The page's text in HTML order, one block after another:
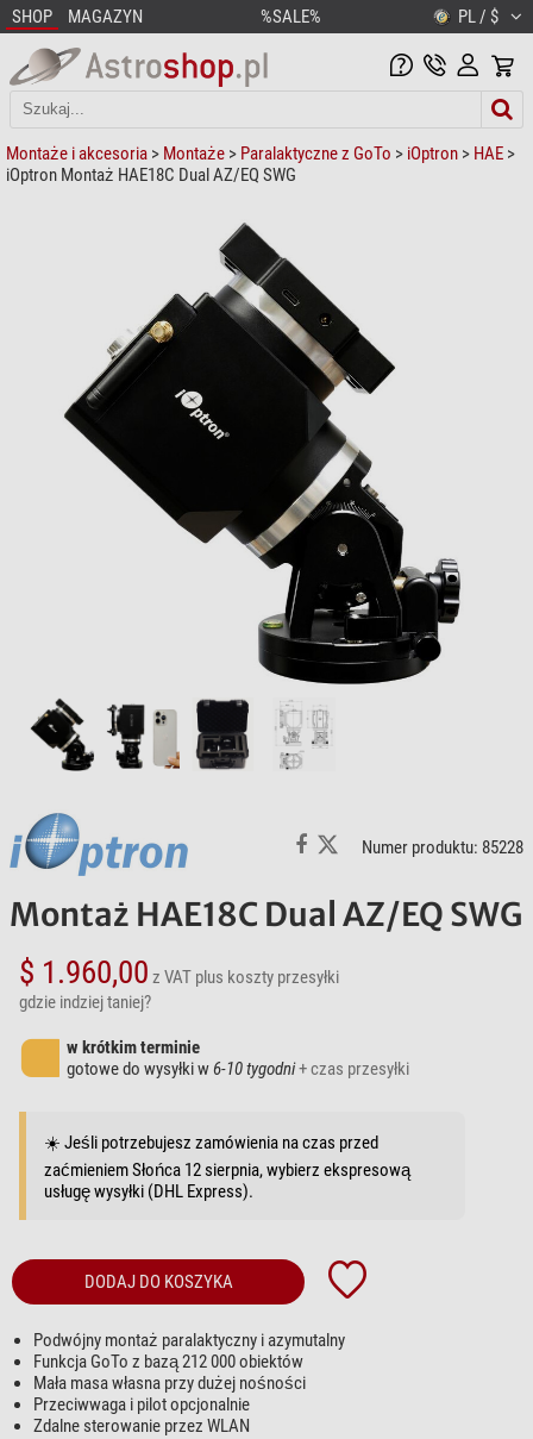
SHOP MAGAZYN %SALE% PL / $
Montaże i akcesoria > Montaże > Paralaktyczne z GoTo > iOptron > HAE >
iOptron Montaż HAE18C Dual AZ/EQ SWG
Numer produktu: 85228
Montaż HAE18C Dual AZ/EQ SWG
$ 1.960,00 z VAT plus koszty przesyłki
gdzie indziej taniej?
w krótkim terminie
gotowe do wysyłki w6-10 tygodni+ czas przesyłki
☀️ Jeśli potrzebujesz zamówienia na czas przed
zaćmieniem Słońca 12 sierpnia, wybierz ekspresową
usługę wysyłki (DHL Express).
DODAJ DO KOSZYKA
Podwójny montaż paralaktyczny i azymutalny
Funkcja GoTo z bazą 212 000 obiektów
Mała masa własna przy dużej nośności
Przeciwwaga i pilot opcjonalnie
Zdalne sterowanie przez WLAN